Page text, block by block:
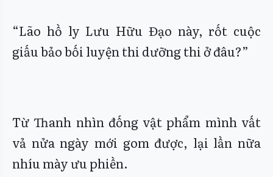
“Lão hồ ly Lưu Hữu Đạo này, rốt cuộc
giấu bảo bối luyện thi dưỡng thi ở đâu?”
Từ Thanh nhìn đống vật phẩm mình vất
vả nửa ngày mới gom được, lại lần nữa
nhíu mày ưu phiền.